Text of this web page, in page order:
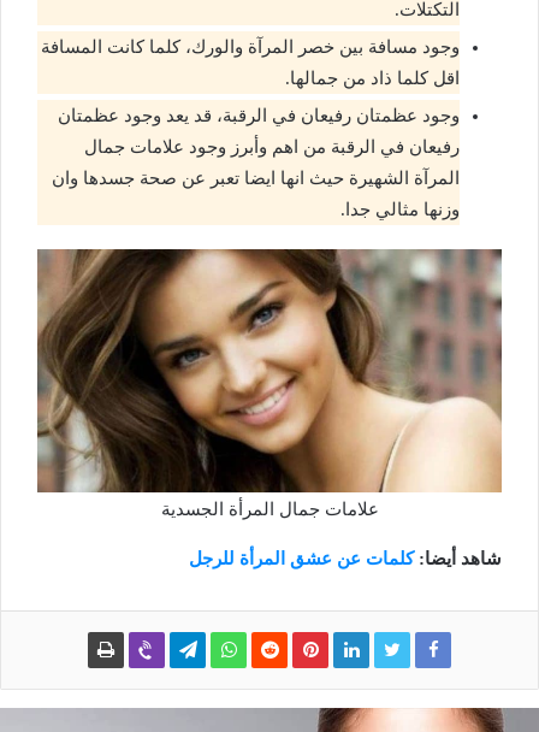
التكتلات.
وجود مسافة بين خصر المرآة والورك، كلما كانت المسافة
اقل كلما ذاد من جمالها.
وجود عظمتان رفيعان في الرقبة، قد يعد وجود عظمتان
رفيعان في الرقبة من اهم وأبرز وجود علامات جمال
المرآة الشهيرة حيث انها ايضا تعبر عن صحة جسدها وان
وزنها مثالي جدا.
علامات جمال المرأة الجسدية
شاهد أيضا:كلمات عن عشق المرأة للرجل